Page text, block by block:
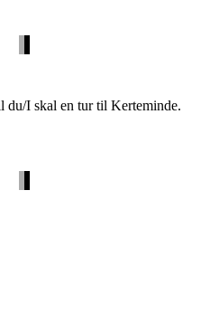
du/I skal en tur til Kerteminde.